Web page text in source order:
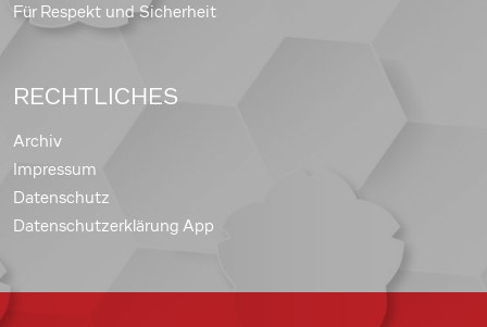
Für Respekt und Sicherheit
RECHTLICHES
Archiv
Impressum
Datenschutz
Datenschutzerklärung App